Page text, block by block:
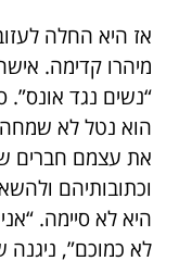
אז היא החלה
מיהרו קדימה.
“נשים נגד אונס”.
הוא נטל לא
את עצמם חברים
וכתובותיהם
היא לא סיימה.